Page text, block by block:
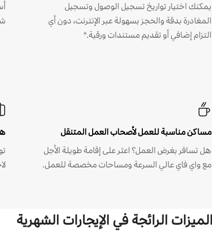
يمكنك اختيار تواريخ تسجيل الوصول وتسجيل
المغادرة بدقة والحجز بسهولة عبر الإنترنت، دون أي
التزام إضافي أو تقديم مستندات ورقية.*
مساكن مناسبة للعمل لأصحاب العمل المتنقل
هل تسافر بغرض العمل؟ اعثر على إقامة طويلة الأجل
مع واي فاي عالي السرعة ومساحات مخصصة للعمل.
الميزات الرائجة في الإيجارات الشهرية